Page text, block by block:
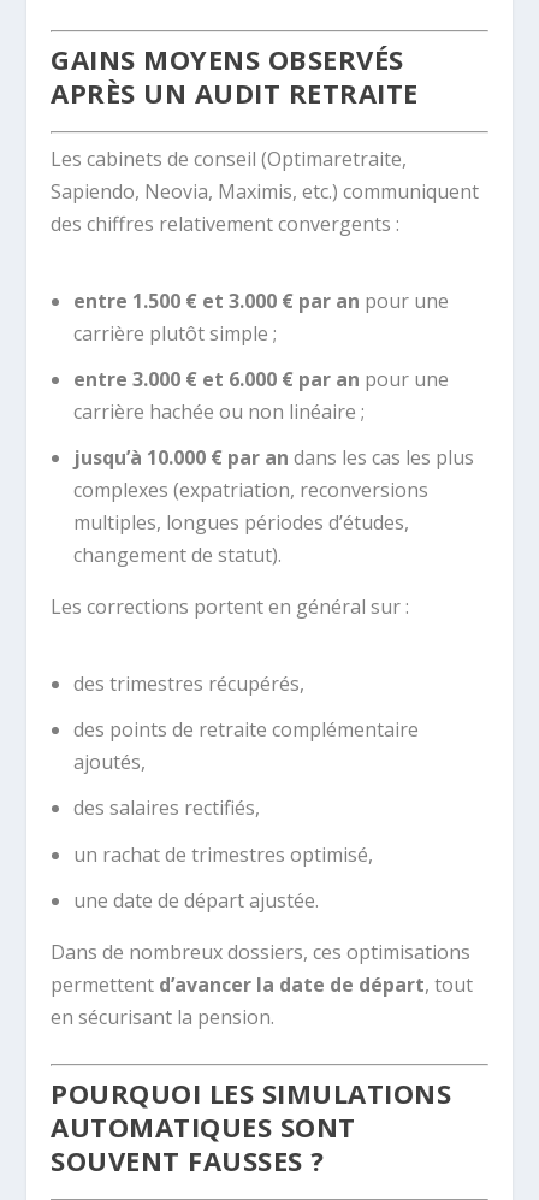
GAINS MOYENS OBSERVÉS
APRÈS UN AUDIT RETRAITE
Les cabinets de conseil (Optimaretraite,
Sapiendo, Neovia, Maximis, etc.) communiquent
des chiffres relativement convergents :
entre 1.500 € et 3.000 € par an pour une
carrière plutôt simple ;
entre 3.000 € et 6.000 € par an pour une
carrière hachée ou non linéaire ;
jusqu’à 10.000 € par an dans les cas les plus
complexes (expatriation, reconversions
multiples, longues périodes d’études,
changement de statut).
Les corrections portent en général sur :
des trimestres récupérés,
des points de retraite complémentaire
ajoutés,
des salaires rectifiés,
un rachat de trimestres optimisé,
une date de départ ajustée.
Dans de nombreux dossiers, ces optimisations
permettent d’avancer la date de départ, tout
en sécurisant la pension.
POURQUOI LES SIMULATIONS
AUTOMATIQUES SONT
SOUVENT FAUSSES ?